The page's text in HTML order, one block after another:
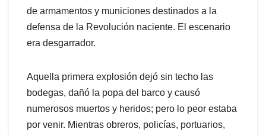
de armamentos y municiones destinados a la
defensa de la Revolución naciente. El escenario
era desgarrador.
Aquella primera explosión dejó sin techo las
bodegas, dañó la popa del barco y causó
numerosos muertos y heridos; pero lo peor estaba
por venir. Mientras obreros, policías, portuarios,